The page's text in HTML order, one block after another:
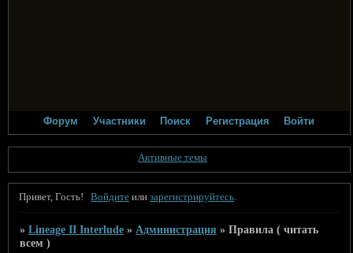
Форум Участники Поиск Регистрация Войти
Активные темы
Привет, Гость! Войдите илизарегистрируйтесь.
»Lineage II Interlude » Администрация »Правила ( читать
всем )